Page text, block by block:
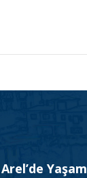
Arel’de Yaşam